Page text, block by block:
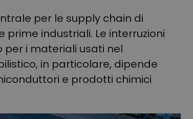
per le supply chain di
industriali. Le interruzioni
per i materiali usati nel
in particolare, dipende
e prodotti chimici